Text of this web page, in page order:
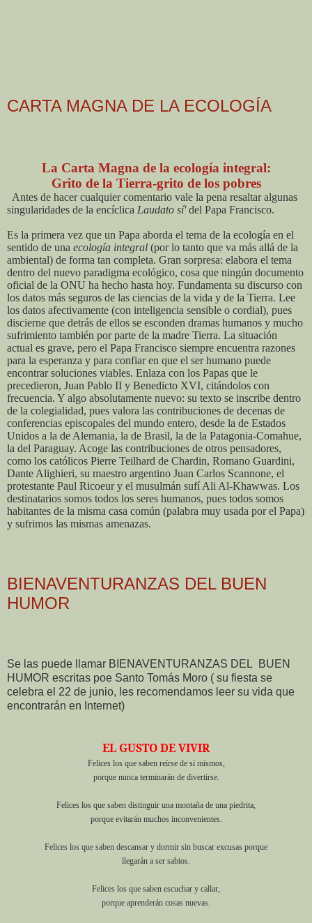
CARTA MAGNA DE LA ECOLOGÍA
La Carta Magna de la ecología integral:
Grito de la Tierra-grito de los pobres
Antes de hacer cualquier comentario vale la pena resaltar algunas
singularidades de la encíclica Laudato sí'del Papa Francisco.
Es la primera vez que un Papa aborda el tema de la ecología en el
sentido de una ecología integral (por lo tanto que va más allá de la
ambiental) de forma tan completa. Gran sorpresa: elabora el tema
dentro del nuevo paradigma ecológico, cosa que ningún documento
oficial de la ONU ha hecho hasta hoy. Fundamenta su discurso con
los datos más seguros de las ciencias de la vida y de la Tierra. Lee
los datos afectivamente (con inteligencia sensible o cordial), pues
discierne que detrás de ellos se esconden dramas humanos y mucho
sufrimiento también por parte de la madre Tierra. La situación
actual es grave, pero el Papa Francisco siempre encuentra razones
para la esperanza y para confiar en que el ser humano puede
encontrar soluciones viables. Enlaza con los Papas que le
precedieron, Juan Pablo II y Benedicto XVI, citándolos con
frecuencia. Y algo absolutamente nuevo: su texto se inscribe dentro
de la colegialidad, pues valora las contribuciones de decenas de
conferencias episcopales del mundo entero, desde la de Estados
Unidos a la de Alemania, la de Brasil, la de la Patagonia-Comahue,
la del Paraguay. Acoge las contribuciones de otros pensadores,
como los católicos Pierre Teilhard de Chardin, Romano Guardini,
Dante Alighieri, su maestro argentino Juan Carlos Scannone, el
protestante Paul Ricoeur y el musulmán sufí Ali Al-Khawwas. Los
destinatarios somos todos los seres humanos, pues todos somos
habitantes de la misma casa común (palabra muy usada por el Papa)
y sufrimos las mismas amenazas.
BIENAVENTURANZAS DEL BUEN
HUMOR
Se las puede llamar BIENAVENTURANZAS DEL BUEN
HUMOR escritas poe Santo Tomás Moro ( su fiesta se
celebra el 22 de junio, les recomendamos leer su vida que
encontrarán en Internet)
EL GUSTO DE VIVIR
Felices los que saben reírse de sí mismos,
porque nunca terminarán de divertirse.
Felices los que saben distinguir una montaña de una piedrita,
porque evitarán muchos inconvenientes.
Felices los que saben descansar y dormir sin buscar excusas porque
llegarán a ser sabios.
Felices los que saben escuchar y callar,
porque aprenderán cosas nuevas.